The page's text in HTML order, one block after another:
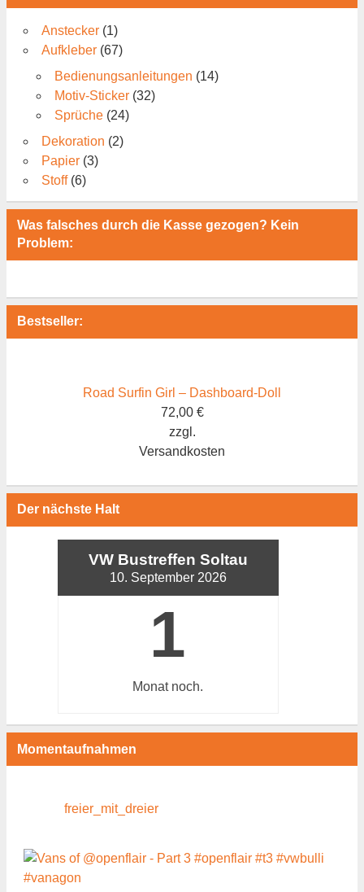
Anstecker (1)
Aufkleber (67)
Bedienungsanleitungen (14)
Motiv-Sticker (32)
Sprüche (24)
Dekoration (2)
Papier (3)
Stoff (6)
Was falsches durch die Kasse gezogen? Kein
Problem:
Bestseller:
Road Surfin Girl – Dashboard-Doll
72,00 €
zzgl.
Versandkosten
Der nächste Halt
VW Bustreffen Soltau
10. September 2026
1
Monatnoch.
Momentaufnahmen
freier_mit_dreier